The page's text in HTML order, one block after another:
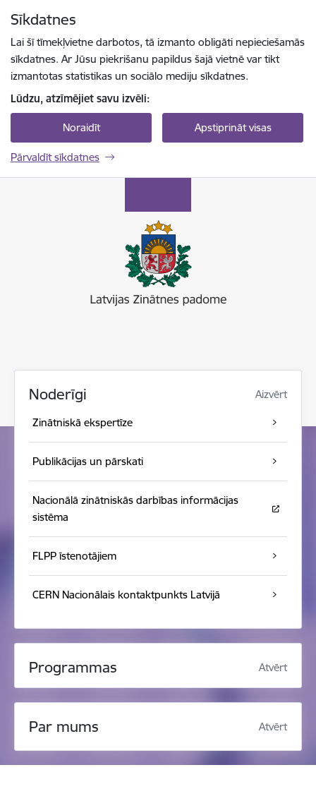
Sīkdatnes
Lai šī tīmekļvietne darbotos, tā izmanto obligāti nepieciešamās
sīkdatnes. Ar Jūsu piekrišanu papildus šajā vietnē var tikt
izmantotas statistikas un sociālo mediju sīkdatnes.
Lūdzu, atzīmējiet savu izvēli:
Noraidīt Apstiprināt visas
Pārvaldīt sīkdatnes
Noderīgi Aizvērt
Zinātniskā ekspertīze
Publikācijas un pārskati
Nacionālā zinātniskās darbības informācijas
sistēma
FLPP īstenotājiem
CERN Nacionālais kontaktpunkts Latvijā
Programmas Atvērt
Par mums Atvērt